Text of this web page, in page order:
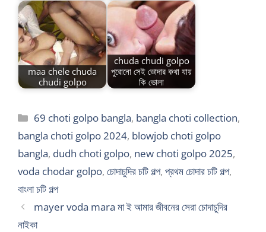
maa chele chuda
chudi golpo
chuda chudi golpo
পুরোনো সেই ভোদার কথা যায়
কি ভোলা
Categories
69 choti golpo bangla, bangla choti collection,
bangla choti golpo 2024, blowjob choti golpo
bangla, dudh choti golpo, new choti golpo 2025,
voda chodar golpo, চোদাচুদির চটি গল্প, প্রথম চোদার চটি গল্প,
বাংলা চটি গল্প
mayer voda mara মা ই আমার জীবনের সেরা চোদাচুদির
নাইকা